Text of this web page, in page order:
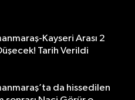
Kayseri Arası 2
Tarih Verildi
da hissedilen